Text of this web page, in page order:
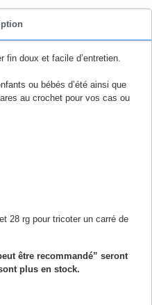
fin doux et facile d’entretien.
ou bébés d’été ainsi que
au crochet pour vos cas ou
28 rg pour tricoter un carré de
être recommandé” seront
plus en stock.